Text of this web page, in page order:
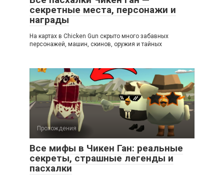
секретные места, персонажи и
награды
На картах в Chicken Gun скрыто много забавных
персонажей, машин, скинов, оружия и тайных
Прохождения
Все мифы в Чикен Ган: реальные
секреты, страшные легенды и
пасхалки